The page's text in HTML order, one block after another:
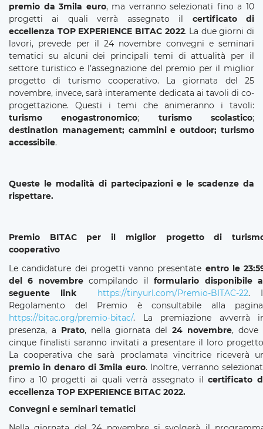
premio da 3mila euro, ma verranno selezionati fino a 10
progetti ai quali verrà assegnato il certificato di
eccellenza TOP EXPERIENCE BITAC 2022. La due giorni di
lavori, prevede per il 24 novembre convegni e seminari
tematici su alcuni dei principali temi di attualità per il
settore turistico e l’assegnazione del premio per il miglior
progetto di turismo cooperativo. La giornata del 25
novembre, invece, sarà interamente dedicata ai tavoli di co-
progettazione. Questi i temi che animeranno i tavoli:
turismo enogastronomico; turismo scolastico;
destination management; cammini e outdoor; turismo
accessibile.
Queste le modalità di partecipazioni e le scadenze da
rispettare.
Premio BITAC per il miglior progetto di
cooperativo
Le candidature dei progetti vanno presentate entro le
del 6 novembrecompilando ilformulario disponibile
seguente link https://tinyurl.com/Premio-BITAC-22.
Regolamento del Premio è consultabile alla
https://bitac.org/premio-bitac/. La premiazione avverrà
presenza, a Prato, nella giornata del 24 novembre, dove
cinque finalisti saranno invitati a presentare il loro
La cooperativa che sarà proclamata vincitrice riceverà
premio in denaro di 3mila euro. Inoltre, verranno
fino a 10 progetti ai quali verrà assegnato ilcertificato
eccellenza TOP EXPERIENCE BITAC 2022.
Convegni e seminari tematici